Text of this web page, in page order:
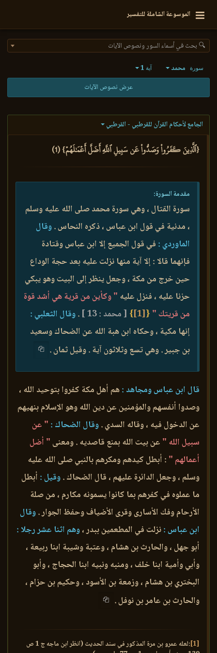
الموسوعة الشاملة للتفسير
🔍 بحث في أسماء السور ونصوص الآيات
سورة محمد آية 1
عرض نصوص الآيات
الجامع لأحكام القرآن للقرطبي - القرطبي
{ٱلَّذِينَ كَفَرُواْ وَصَدُّواْ عَن سَبِيلِ ٱللَّهِ أَضَلَّ أَعۡمَٰلَهُمۡ} (1)
مقدمة السورة:
سورة القتال ، وهي سورة محمد صلى الله عليه وسلم
، مدنية في قول ابن عباس ، ذكره النحاس .وقال
الماوردي : في قول الجميع إلا ابن عباس وقتادة
فإنهما قالا : إلا آية منها نزلت عليه بعد حجة الوداع
حين خرج من مكة ، وجعل ينظر إلى البيت وهو يبكي
حزنا عليه ، فنزل عليه " وكأين من قرية هي أشد قوة
من قريتك " {
[1]
} [ محمد : 13 ] .وقال الثعلبي :
إنها مكية ، وحكاه ابن هبة الله عن الضحاك وسعيد
بن جبير . وهي تسع وثلاثون آية . وقيل ثمان .
قال ابن عباس ومجاهد :هم أهل مكة كفروا بتوحيد الله ،
وصدوا أنفسهم والمؤمنين عن دين الله وهو الإسلام بنهيهم
عن الدخول فيه ، وقاله السدي .وقال الضحاك : " عن
سبيل الله " عن بيت الله بمنع قاصديه . ومعنى " أضل
أعمالهم " : أبطل كيدهم ومكرهم بالنبي صلى الله عليه
وسلم ، وجعل الدائرة عليهم ، قال الضحاك .وقيل : أبطل
ما عملوه في كفرهم بما كانوا يسمونه مكارم ، من صلة
الأرحام وفك الأسارى وقرى الأضياف وحفظ الجوار .وقال
ابن عباس :نزلت في المطعمين ببدر ،وهم اثنا عشر رجلا :
أبو جهل ، والحارث بن هشام ، وعتبة وشيبة ابنا ربيعة ،
وأبي وأمية ابنا خلف ، ومنبه ونبيه ابنا الحجاج ، وأبو
البختري بن هشام ، وزمعة بن الأسود ، وحكيم بن حزام ،
والحارث بن عامر بن نوفل .
[1]
:لعله عمرو بن مرة المذكور في سند الحديث (انظر ابن ماجه ج 1 ص